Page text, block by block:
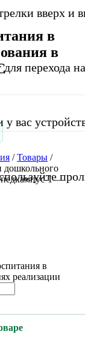
вверх и
для перехода
у вас
в
в
/Товары /
дошкольного
педкампус-1 —
в
реализации